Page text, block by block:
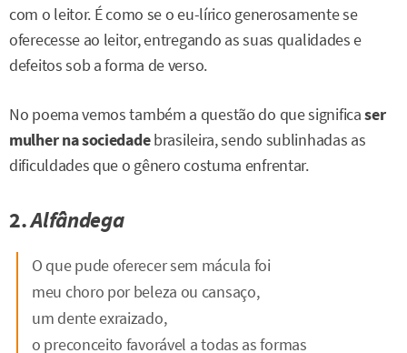
com o leitor. É como se o eu-lírico generosamente se
oferecesse ao leitor, entregando as suas qualidades e
defeitos sob a forma de verso.
No poema vemos também a questão do que significaser
mulher na sociedadebrasileira, sendo sublinhadas as
dificuldades que o gênero costuma enfrentar.
2.Alfândega
O que pude oferecer sem mácula foi
meu choro por beleza ou cansaço,
um dente exraizado,
o preconceito favorável a todas as formas